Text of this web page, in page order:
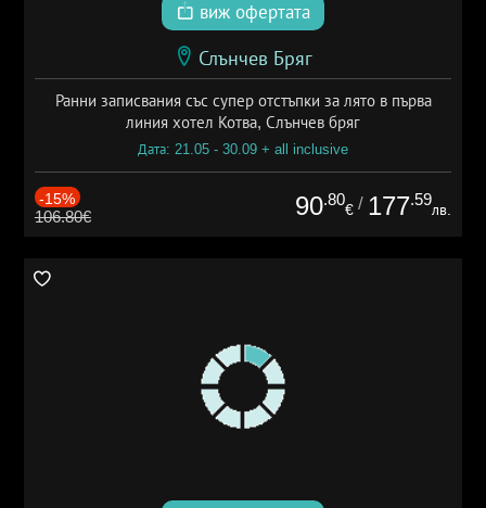
виж офертата
Слънчев Бряг
Ранни записвания със супер отстъпки за лято в първа
линия хотел Котва, Слънчев бряг
Дата: 21.05 - 30.09 + all inclusive
-15%
106.80€ 90.80
€ / 177.59
лв.